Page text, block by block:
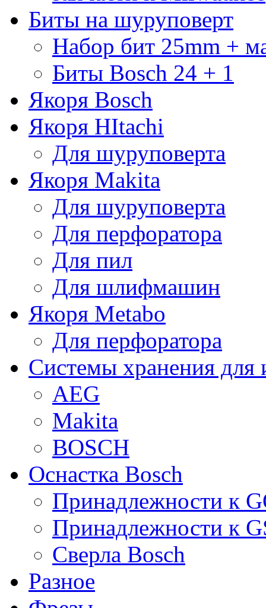
Биты на шуруповерт
Набор бит 25mm +
Биты Bosch 24 + 1
Якоря Bosch
Якоря HItachi
Для шуруповерта
Якоря Makita
Для шуруповерта
Для перфоратора
Для пил
Для шлифмашин
Якоря Metabo
Для перфоратора
Системы хранения для
AEG
Makita
BOSCH
Оснастка Bosch
Принадлежности к
Принадлежности к
Сверла Bosch
Разное